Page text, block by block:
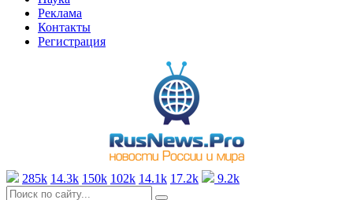
Реклама
Контакты
Регистрация
285k 14.3k 150k 102k 14.1k 17.2k 9.2k